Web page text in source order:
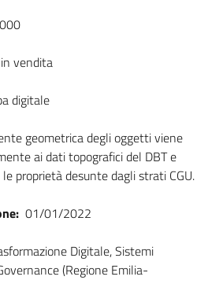
vendita
digitale
geometrica degli oggetti viene
ai dati topografici del DBT e
proprietà desunte dagli strati CGU.
01/01/2022
Digitale, Sistemi
(Regione Emilia-